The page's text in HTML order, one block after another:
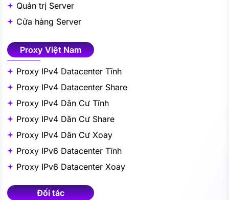
Quản trị Server
Cửa hàng Server
Proxy Việt Nam
Proxy IPv4 Datacenter Tĩnh
Proxy IPv4 Datacenter Share
Proxy IPv4 Dân Cư Tĩnh
Proxy IPv4 Dân Cư Share
Proxy IPv4 Dân Cư Xoay
Proxy IPv6 Datacenter Tĩnh
Proxy IPv6 Datacenter Xoay
Đối tác